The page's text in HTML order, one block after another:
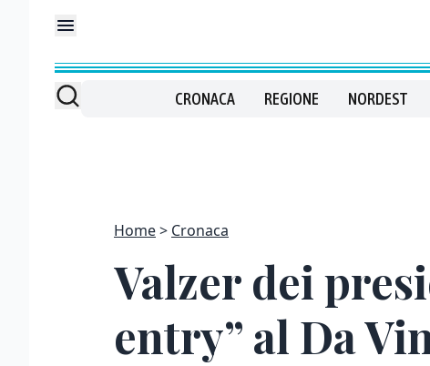
CRONACA REGIONE NORDEST
Home Cronaca
Valzer dei
entry” al Da